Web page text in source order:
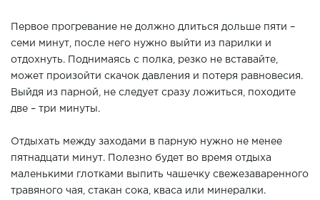
Первое прогревание не должно длиться дольше пяти –
семи минут, после него нужно выйти из парилки и
отдохнуть. Поднимаясь с полка, резко не вставайте,
может произойти скачок давления и потеря равновесия.
Выйдя из парной, не следует сразу ложиться, походите
две – три минуты.
Отдыхать между заходами в парную нужно не менее
пятнадцати минут. Полезно будет во время отдыха
маленькими глотками выпить чашечку свежезаваренного
травяного чая, стакан сока, кваса или минералки.